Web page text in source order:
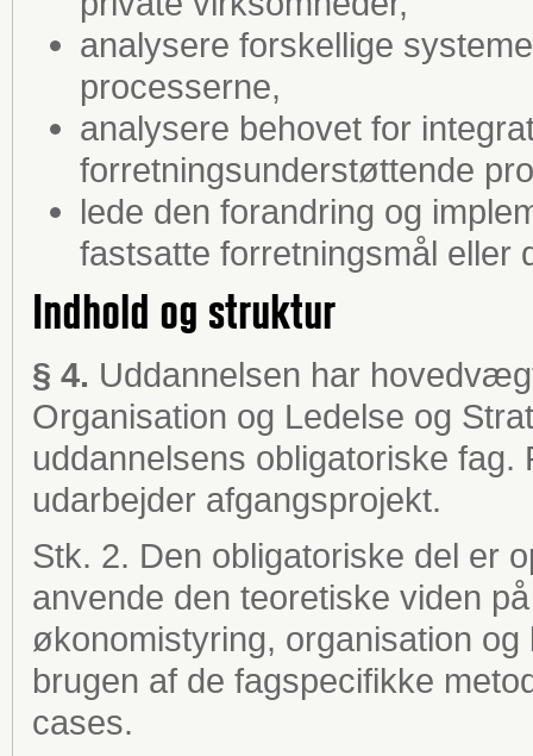
analysere forskellige
processerne,
analysere behovet for
forretningsunderstøttende
lede den forandring og
fastsatte forretningsmål eller
Indhold og struktur
§ 4. Uddannelsen har
Organisation og Ledelse og
uddannelsens obligatoriske
udarbejder afgangsprojekt.
Stk. 2. Den obligatoriske del er
anvende den teoretiske viden
økonomistyring, organisation
brugen af de fagspecifikke
cases.